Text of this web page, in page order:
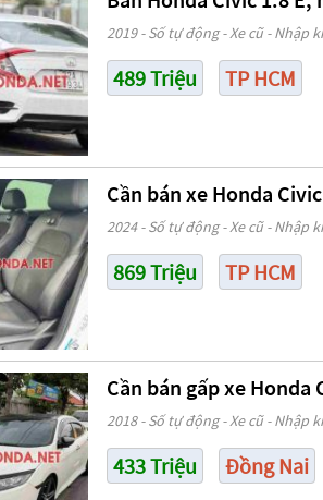
2019 - Số tự động - Xe cũ - Nhập
489 Triệu TP HCM
Cần bán xe Honda
2024 - Số tự động - Xe cũ - Nhập
869 Triệu TP HCM
Cần bán gấp xe Honda
2018 - Số tự động - Xe cũ - Nhập
433 Triệu Đồng Nai